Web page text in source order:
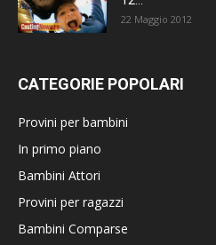
22 Maggio 2012
CATEGORIE POPOLARI
Provini per bambini
In primo piano
Bambini Attori
Provini per ragazzi
Bambini Comparse